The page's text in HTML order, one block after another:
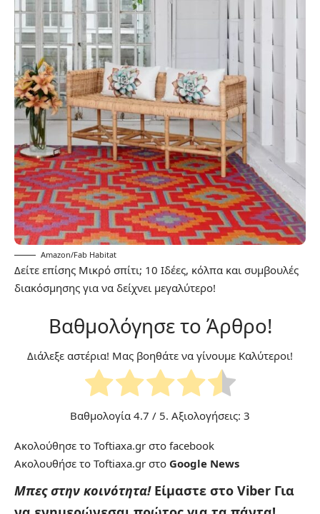
Amazon/Fab Habitat
Δείτε επίσης Μικρό σπίτι; 10 Ιδέες, κόλπα και συμβουλές
διακόσμησης για να δείχνει μεγαλύτερο!
Βαθμολόγησε το Άρθρο!
Διάλεξε αστέρια! Μας βοηθάτε να γίνουμε Καλύτεροι!
Βαθμολογία 4.7 / 5. Αξιολογήσεις: 3
Ακολούθησε το Toftiaxa.gr στο facebook
Ακολουθήσε το Toftiaxa.gr στο Google News
Μπες στην κοινότητα! Είμαστε στο Viber Για